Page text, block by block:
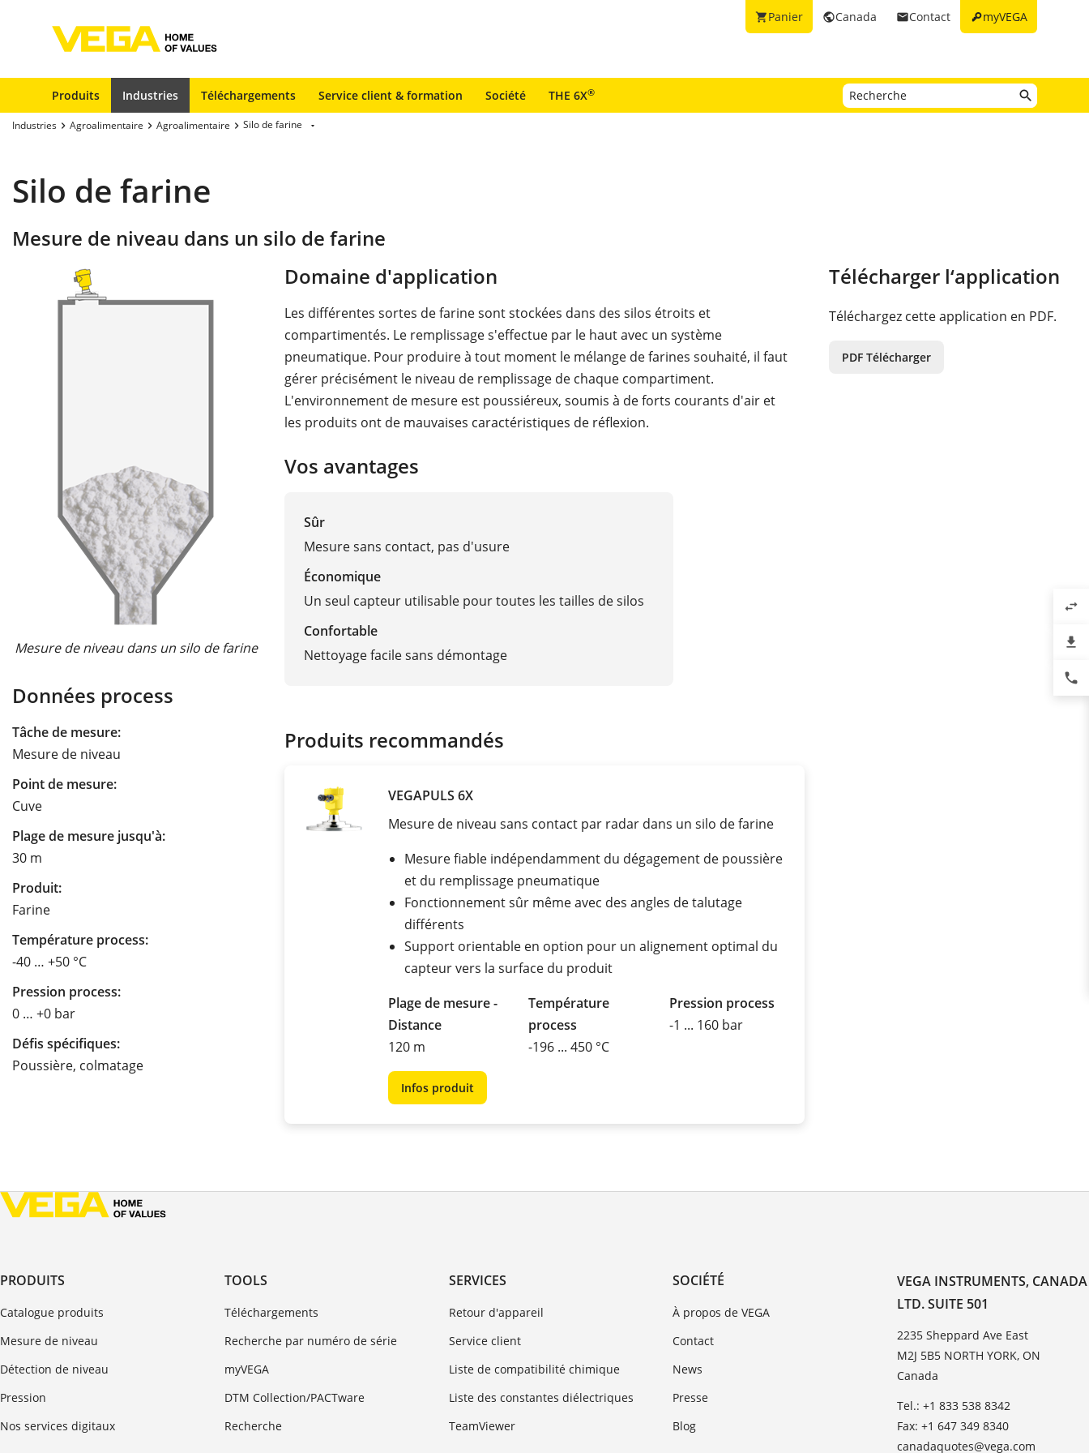
keymyVEGA
emailContact
publicCanada
shopping_cartPanier
Produits Industries Téléchargements Service client & formation Société THE 6X®
Industries Agroalimentaire Agroalimentaire Silo de farine
Silo de farine
Mesure de niveau dans un silo de farine
Mesure de niveau dans un silo de farine
Données process
Tâche de mesure:
Mesure de niveau
Point de mesure:
Cuve
Plage de mesure jusqu'à:
30 m
Produit:
Farine
Température process:
-40 … +50 °C
Pression process:
0 … +0 bar
Défis spécifiques:
Poussière, colmatage
Domaine d'application
Les différentes sortes de farine sont stockées dans des silos étroits et
compartimentés. Le remplissage s'effectue par le haut avec un système
pneumatique. Pour produire à tout moment le mélange de farines souhaité, il faut
gérer précisément le niveau de remplissage de chaque compartiment.
L'environnement de mesure est poussiéreux, soumis à de forts courants d'air et
les produits ont de mauvaises caractéristiques de réflexion.
Vos avantages
Sûr
Mesure sans contact, pas d'usure
Économique
Un seul capteur utilisable pour toutes les tailles de silos
Confortable
Nettoyage facile sans démontage
Produits recommandés
VEGAPULS 6X
Mesure de niveau sans contact par radar dans un silo de farine
Mesure fiable indépendamment du dégagement de poussière
et du remplissage pneumatique
Fonctionnement sûr même avec des angles de talutage
différents
Support orientable en option pour un alignement optimal du
capteur vers la surface du produit
Plage de mesure -
Distance
120 m
Température
process
-196 ... 450 °C
Pression process
-1 ... 160 bar
Infos produit
Télécharger l‘application
Téléchargez cette application en PDF.
PDF Télécharger
PRODUITS
Catalogue produits
Mesure de niveau
Détection de niveau
Pression
Nos services digitaux
TOOLS
Téléchargements
Recherche par numéro de série
myVEGA
DTM Collection/PACTware
Recherche
SERVICES
Retour d'appareil
Service client
Liste de compatibilité chimique
Liste des constantes diélectriques
TeamViewer
SOCIÉTÉ
À propos de VEGA
Contact
News
Presse
Blog
VEGA INSTRUMENTS, CANADA
LTD. SUITE 501
2235 Sheppard Ave East
M2J 5B5 NORTH YORK, ON
Canada
Tel.: +1 833 538 8342
Fax: +1 647 349 8340
canadaquotes@vega.com
swap_horiz
file_download
phone